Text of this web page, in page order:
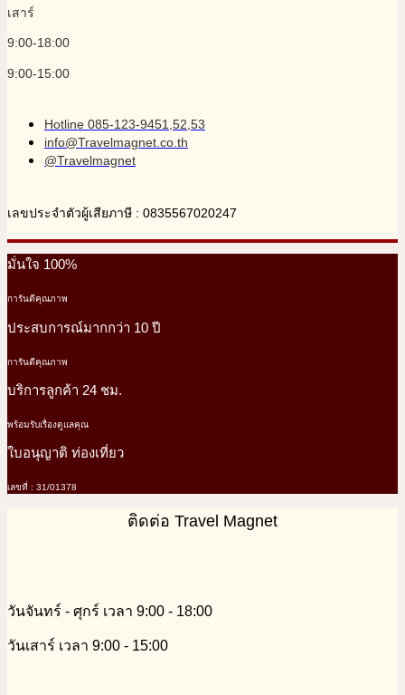
เสาร์
9:00-18:00
9:00-15:00
Hotline 085-123-9451,52,53
info@Travelmagnet.co.th
@Travelmagnet
เลขประจำตัวผู้เสียภาษี : 0835567020247
มั่นใจ 100%
การันตีคุณภาพ
ประสบการณ์มากกว่า 10 ปี
การันตีคุณภาพ
บริการลูกค้า 24 ชม.
พร้อมรับเรื่องดูแลคุณ
ใบอนุญาติ ท่องเที่ยว
เลขที่ : 31/01378
ติดต่อ Travel Magnet
วันจันทร์ - ศุกร์ เวลา 9:00 - 18:00
วันเสาร์ เวลา 9:00 - 15:00